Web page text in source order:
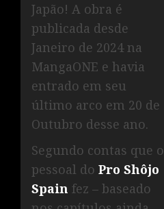
Japão! A obra é
publicada desde
Janeiro de 2024 na
MangaONE e havia
entrado em seu
último arco em 20 de
Outubro desse ano.
Segundo contas que o
pessoal do Pro Shôjo
Spain fez – baseado